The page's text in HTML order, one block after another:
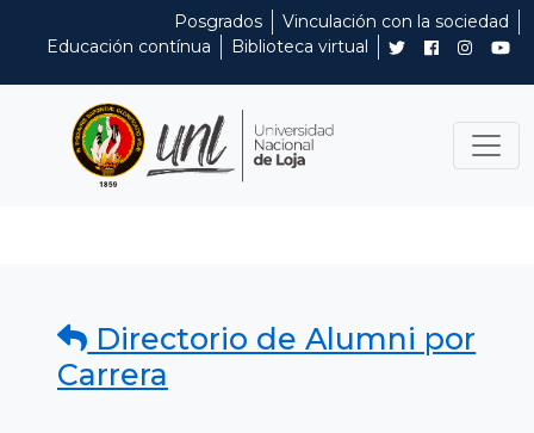
Posgrados
Vinculación con la sociedad
Educación contínua
Biblioteca virtual
Directorio de Alumni por
Carrera